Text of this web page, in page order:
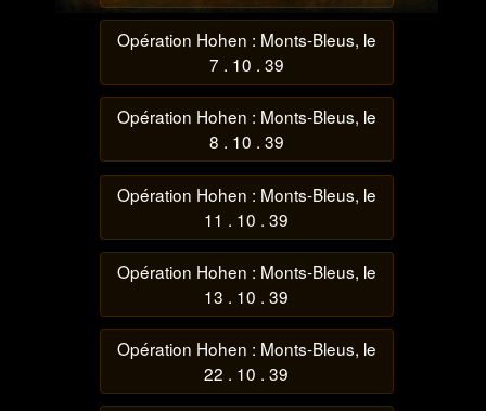
Opération Hohen : Monts-Bleus, le
7 . 10 . 39
Opération Hohen : Monts-Bleus, le
8 . 10 . 39
Opération Hohen : Monts-Bleus, le
11 . 10 . 39
Opération Hohen : Monts-Bleus, le
13 . 10 . 39
Opération Hohen : Monts-Bleus, le
22 . 10 . 39